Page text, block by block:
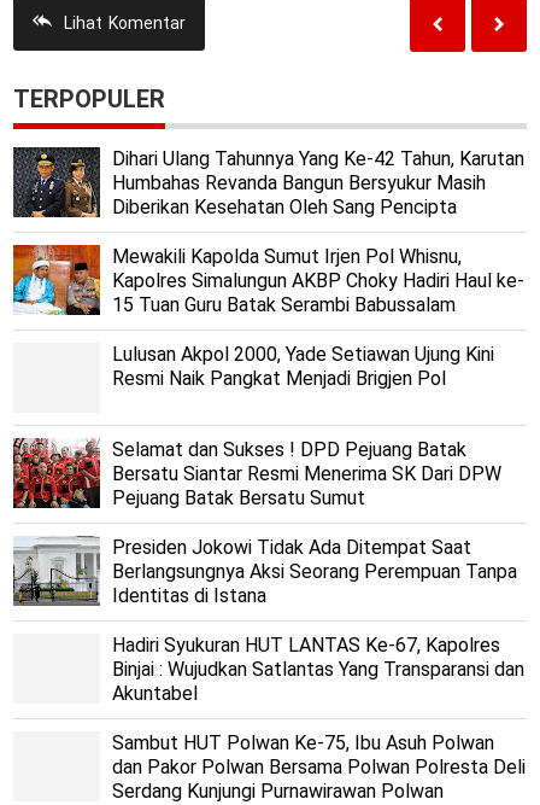
Lihat Komentar
TERPOPULER
Dihari Ulang Tahunnya Yang Ke-42 Tahun, Karutan
Humbahas Revanda Bangun Bersyukur Masih
Diberikan Kesehatan Oleh Sang Pencipta
Mewakili Kapolda Sumut Irjen Pol Whisnu,
Kapolres Simalungun AKBP Choky Hadiri Haul ke-
15 Tuan Guru Batak Serambi Babussalam
Lulusan Akpol 2000, Yade Setiawan Ujung Kini
Resmi Naik Pangkat Menjadi Brigjen Pol
Selamat dan Sukses ! DPD Pejuang Batak
Bersatu Siantar Resmi Menerima SK Dari DPW
Pejuang Batak Bersatu Sumut
Presiden Jokowi Tidak Ada Ditempat Saat
Berlangsungnya Aksi Seorang Perempuan Tanpa
Identitas di Istana
Hadiri Syukuran HUT LANTAS Ke-67, Kapolres
Binjai : Wujudkan Satlantas Yang Transparansi dan
Akuntabel
Sambut HUT Polwan Ke-75, Ibu Asuh Polwan
dan Pakor Polwan Bersama Polwan Polresta Deli
Serdang Kunjungi Purnawirawan Polwan